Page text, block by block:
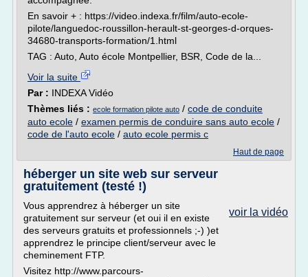
En savoir + : https://video.indexa.fr/film/auto-ecole-
pilote/languedoc-roussillon-herault-st-georges-d-orques-
34680-transports-formation/1.html
TAG : Auto, Auto école Montpellier, BSR, Code de la...
Voir la suite
Par : INDEXA Vidéo
Thèmes liés : ecole formation pilote auto / code de conduite
auto ecole / examen permis de conduire sans auto ecole /
code de l'auto ecole / auto ecole permis c
Haut de page
héberger un site web sur serveur
gratuitement (testé !)
voir la vidéo
Vous apprendrez à héberger un site
gratuitement sur serveur (et oui il en existe
des serveurs gratuits et professionnels ;-) )et
apprendrez le principe client/serveur avec le
cheminement FTP.
Visitez http://www.parcours-